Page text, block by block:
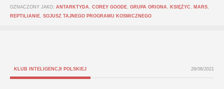
OZNACZONY JAKO: ANTARKTYDA COREY GOODE GRUPA ORIONA KSIĘŻYC MARS
REPTILIANIE SOJUSZ TAJNEGO PROGRAMU KOSMICZNEGO
KLUB INTELIGENCJI POLSKIEJ 26/06/2021